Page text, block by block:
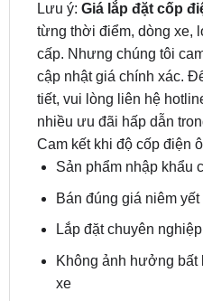
Lưu ý: Giá lắp đặt cốp
từng thời điểm, dòng xe,
cấp. Nhưng chúng tôi
cập nhật giá chính xác.
tiết, vui lòng liên hệ
nhiều ưu đãi hấp dẫn
Cam kết khi độ cốp điện
Sản phẩm nhập khẩu
Bán đúng giá niêm
Lắp đặt chuyên nghiệp
Không ảnh hưởng bất
xe